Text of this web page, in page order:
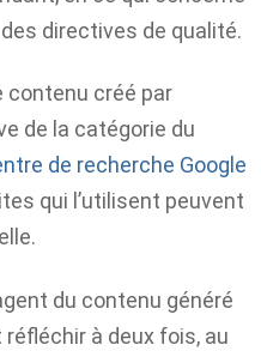
des directives de qualité.
contenu créé par
de la catégorie du
de recherche Google
qui l’utilisent peuvent
du contenu généré
à deux fois, au